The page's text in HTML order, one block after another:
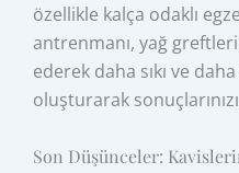
özellikle kalça odaklı
antrenmanı, yağ
ederek daha sıkı ve
oluşturarak
Son Düşünceler: